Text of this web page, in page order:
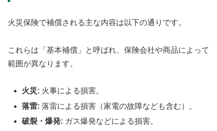
火災保険で補償される主な内容は以下の通りです。
これらは「基本補償」と呼ばれ、保険会社や商品によって
範囲が異なります。
火災: 火事による損害。
落雷: 落雷による損害（家電の故障なども含む）。
破裂・爆発: ガス爆発などによる損害。